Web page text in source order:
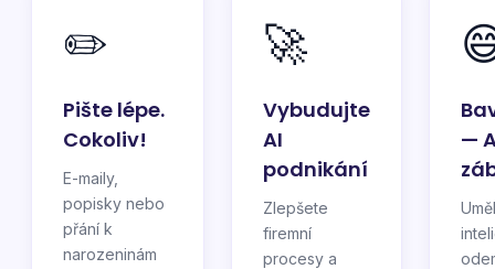
✏️
Pište lépe.
Cokoliv!
E-maily,
popisky nebo
přání k
narozeninám
🚀
Vybudujte
AI
podnikání
Zlepšete
firemní
procesy a
—